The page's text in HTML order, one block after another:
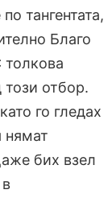
тангентата,
Благо
отбор.
го гледах
нямат
бих взел